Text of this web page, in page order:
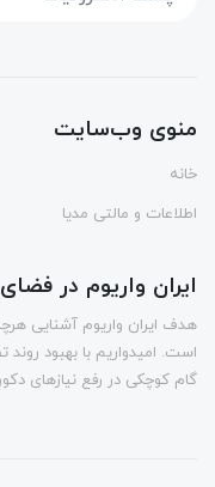
منوی وب‌سایت
خانه
اطلاعات و مالتی مدیا
ایران واریوم در
هدف ایران واریوم آشنایی
است. امیدواریم با بهبود
گام کوچکی در رفع نیازهای